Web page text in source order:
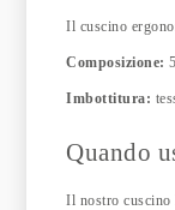
Il cuscino
Composizione:
Imbottitura:
Quando
Il nostro cuscino